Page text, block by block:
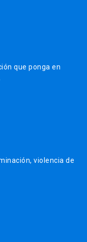
que ponga en
violencia de